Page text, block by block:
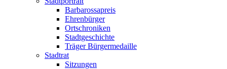
Barbarossapreis
Ehrenbürger
Ortschroniken
Stadtgeschichte
Träger Bürgermedaille
Stadtrat
Sitzungen